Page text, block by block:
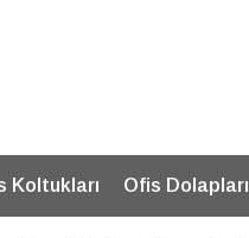
Koltukları Ofis Dolapları